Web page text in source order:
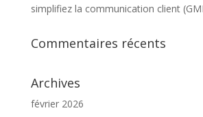
simplifiez la communication client
Commentaires récents
Archives
février 2026